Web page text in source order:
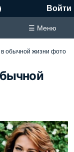
Войти
☰ Меню
обычной жизни фото